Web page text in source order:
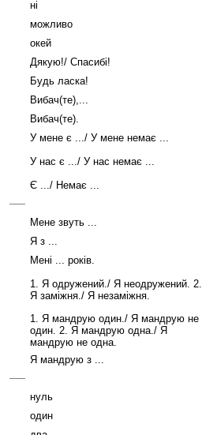
ні
можливо
окей
Дякую!/ Спасибі!
Будь ласка!
Вибач(те),...
Вибач(те).
У мене є .../ У мене немає ...
У нас є .../ У нас немає ...
Є .../ Немає ...
Мене звуть ...
Я з ...
Мені ... років.
1. Я одружений./ Я неодружений. 2.
Я заміжня./ Я незаміжня.
1. Я мандрую один./ Я мандрую не
один. 2. Я мандрую одна./ Я
мандрую не одна.
Я мандрую з ...
нуль
один